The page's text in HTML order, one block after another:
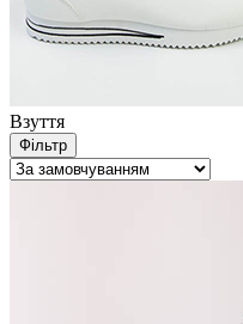
Взуття
Фільтр